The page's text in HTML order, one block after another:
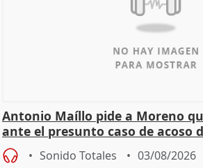
Antonio Maíllo pide a Moreno
ante el presunto caso de acoso
Sonido Totales 03/08/2026